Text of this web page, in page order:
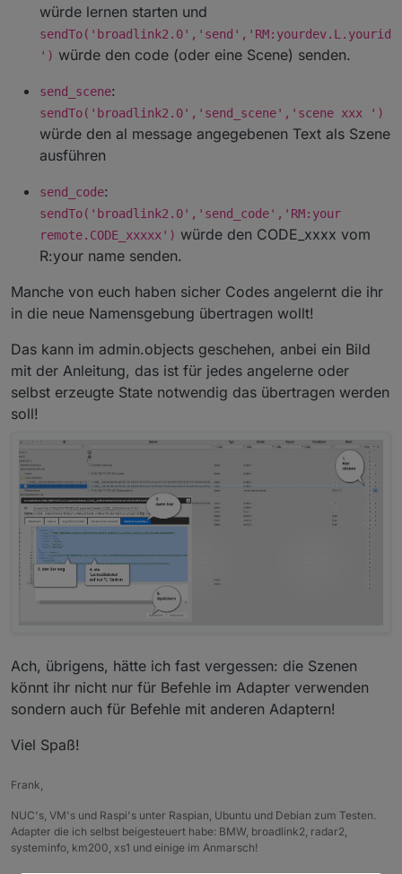
würde lernen starten und
sendTo('broadlink2.0','send','RM:yourdev.L.yourid
') würde den code (oder eine Scene) senden.
send_scene:
sendTo('broadlink2.0','send_scene','scene xxx ')
würde den al message angegebenen Text als Szene
ausführen
send_code:
sendTo('broadlink2.0','send_code','RM:your
remote.CODE_xxxxx') würde den CODE_xxxx vom
R:your name senden.
Manche von euch haben sicher Codes angelernt die ihr
in die neue Namensgebung übertragen wollt!
Das kann im admin.objects geschehen, anbei ein Bild
mit der Anleitung, das ist für jedes angelerne oder
selbst erzeugte State notwendig das übertragen werden
soll!
Ach, übrigens, hätte ich fast vergessen: die Szenen
könnt ihr nicht nur für Befehle im Adapter verwenden
sondern auch für Befehle mit anderen Adaptern!
Viel Spaß!
Frank,
NUC's, VM's und Raspi's unter Raspian, Ubuntu und Debian zum Testen.
Adapter die ich selbst beigesteuert habe: BMW, broadlink2, radar2,
systeminfo, km200, xs1 und einige im Anmarsch!